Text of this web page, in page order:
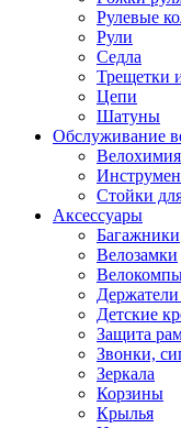
Рулевые
Рули
Седла
Трещетки
Цепи
Шатуны
Обслуживание
Велохимия
Стойки
Аксессуары
Багажники
Велозамки
Детские
Защита
Звонки,
Зеркала
Корзины
Крылья